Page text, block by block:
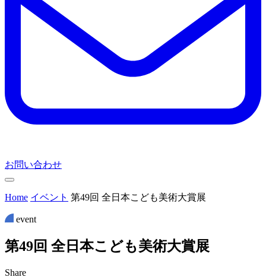
お問い合わせ
Home イベント 第49回 全日本こども美術大賞展
event
第49回 全日 本こ ども美術大賞展
Share